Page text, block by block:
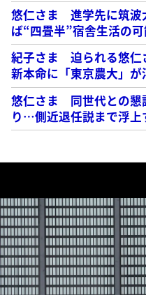
悠仁さま 進学先に筑波
ば“四畳半”宿舎生活の
紀子さま 迫られる悠仁
新本命に「東京農大」が
悠仁さま 同世代との懇
り…側近退任説まで浮上